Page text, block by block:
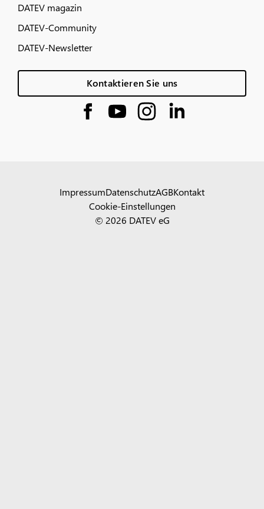
DATEV magazin
DATEV-Community
DATEV-Newsletter
Kontaktieren Sie uns
© 2026 DATEV eG
ImpressumDatenschutzAGBKontakt
Cookie-Einstellungen